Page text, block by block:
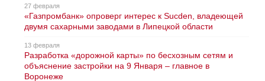
27 февраля
«Газпромбанк» опроверг интерес к Sucden, владеющей
двумя сахарными заводами в Липецкой области
13 февраля
Разработка «дорожной карты» по бесхозным сетям и
объяснение застройки на 9 Января – главное в
Воронеже